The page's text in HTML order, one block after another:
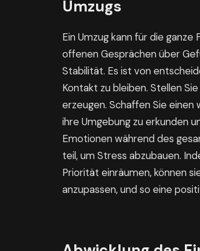
Umzugs
Ein Umzug kann für die
offenen Gesprächen über
Stabilität. Es ist von
Kontakt zu bleiben. Stellen
erzeugen. Schaffen Sie einen
ihre Umgebung zu erkunden
Emotionen während des
teil, um Stress abzubauen.
Priorität einräumen, können
anzupassen, und so eine